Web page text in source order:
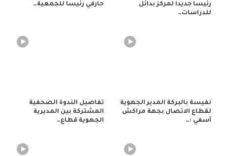
رئيسا جديدا لمركز بدائل
للدراسات…
حارفي رئيسا للجمعية…
نفيسة بالبركة المدير الجهوية
لقطاع الاتصال بجهة مراكش
آسفي :…
تفاصيل الندوة الصحفية
المشتركة بين المديرية
الجهوية قطاع…